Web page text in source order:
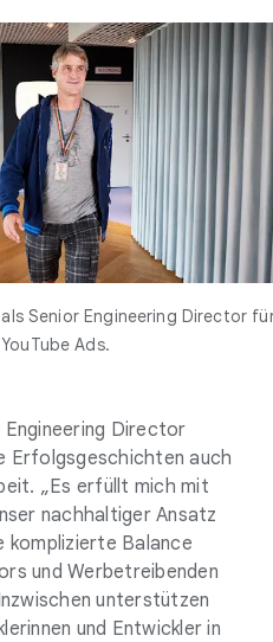
Senior Engineering Director
YouTube Ads.
Director
Erfolgsgeschichten auch
„Es erfüllt mich mit
nachhaltiger Ansatz
komplizierte Balance
und Werbetreibenden
unterstützen
und Entwickler in